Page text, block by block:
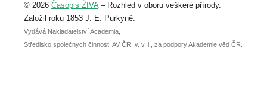
abstraktu přihlášené přednášky nebo
posteru je už 30. června.
© 2026 Časopis ŽIVA– Rozhled v oboru veškeré přírody.
Založil roku 1853 J. E. Purkyně.
Vydává Nakladatelství Academia,
Středisko společných činností AV ČR, v. v. i., za podpory Akademie věd ČR.